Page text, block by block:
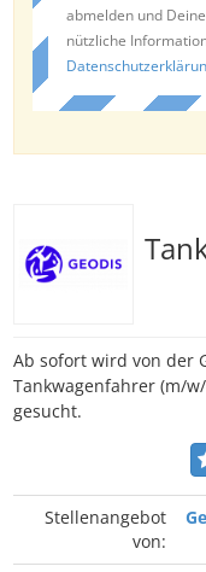
abmelden und
nützliche
Ab sofort wird von der
Tankwagenfahrer (m/
gesucht.
Stellenangebot
von: